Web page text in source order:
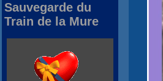
Sauvegarde du
Train de la Mure